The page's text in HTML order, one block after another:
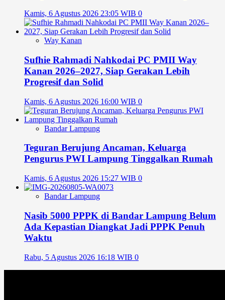
Kamis, 6 Agustus 2026 23:05 WIB 0
Way Kanan
Sufhie Rahmadi Nahkodai PC PMII Way
Kanan 2026–2027, Siap Gerakan Lebih
Progresif dan Solid
Kamis, 6 Agustus 2026 16:00 WIB 0
Bandar Lampung
Teguran Berujung Ancaman, Keluarga
Pengurus PWI Lampung Tinggalkan Rumah
Kamis, 6 Agustus 2026 15:27 WIB 0
Bandar Lampung
Nasib 5000 PPPK di Bandar Lampung Belum
Ada Kepastian Diangkat Jadi PPPK Penuh
Waktu
Rabu, 5 Agustus 2026 16:18 WIB 0